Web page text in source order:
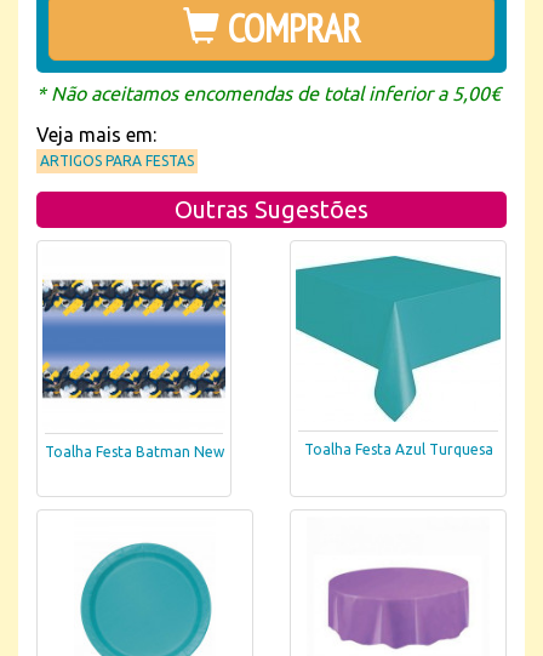
COMPRAR
* Não aceitamos encomendas de total inferior a 5,00€
Veja mais em:
ARTIGOS PARA FESTAS
Outras Sugestões
Toalha Festa Batman New Toalha Festa Azul Turquesa